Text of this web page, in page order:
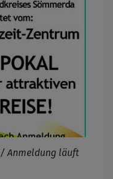
/ Anmeldung läuft
werden